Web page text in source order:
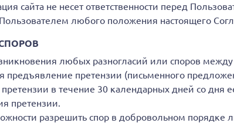
сайта не несет ответственности перед
любого положения настоящего
любых разногласий или споров
предъявление претензии (письменного
в течение 30 календарных дней со дня
претензии.
разрешить спор в добровольном порядке